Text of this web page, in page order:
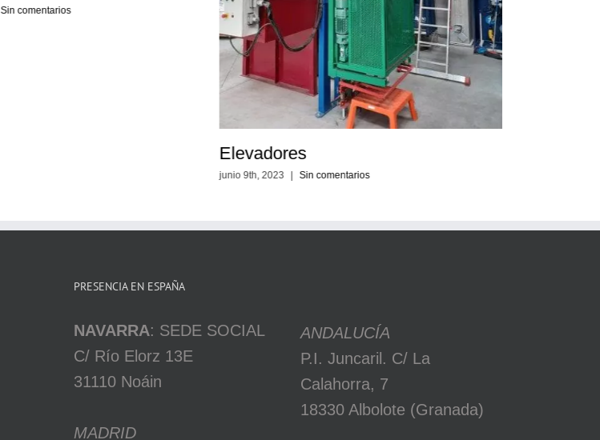
Sin comentarios
Elevadores
junio 9th, 2023 Sin comentarios
PRESENCIA EN ESPAÑA
NAVARRA: SEDE SOCIAL
C/ Río Elorz 13E
31110 Noáin
MADRID
ANDALUCÍA
P.I. Juncaril. C/ La
Calahorra, 7
18330 Albolote (Granada)